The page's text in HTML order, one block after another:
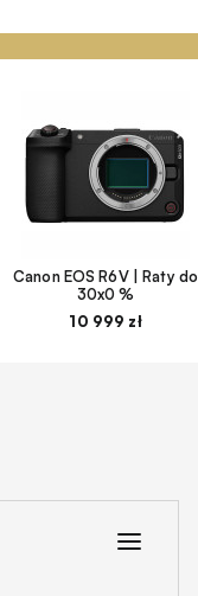
Canon EOS R6V | Raty do
30x0 %
10 999 zł